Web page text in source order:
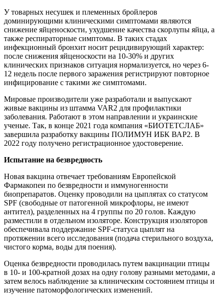
У товарных несушек и племенных бройлеров
доминирующими клиническими симптомами являются
снижение яйценоскости, ухудшение качества скорлупы яйца, а
также респираторные симптомы. В таких стадах
инфекционный бронхит носит рецидивирующий характер:
после снижения яйценоскости на 10-30% и других
клинических признаков ситуация нормализуется, но через 6-
12 недель после первого заражения регистрируют повторное
инфицирование с такими же симптомами.
Мировые производители уже разработали и выпускают
живые вакцины из штамма VAR2 для профилактики
заболевания. Работают в этом направлении и украинские
ученые. Так, в конце 2021 года компания «БИОТЕТСЛАБ»
завершила разработку вакцины ПОЛИМУН ИБК ВАР2. В
2022 году получено регистрационное удостоверение.
Испытание на безвредность
Новая вакцина отвечает требованиям Европейской
Фармакопеи по безвредности и иммуногенности
биопрепаратов. Оценку проводили на цыплятах со статусом
SPF (свободные от патогенной микрофлоры, не имеют
антител), разделенных на 4 группы по 20 голов. Каждую
разместили в отдельном изоляторе. Конструкция изоляторов
обеспечивала поддержание SPF-статуса цыплят на
протяжении всего исследования (подача стерильного воздуха,
чистого корма, воды для поения).
Оценка безвредности проводилась путем вакцинации птицы
в 10- и 100-кратной дозах на одну голову разными методами, а
затем велось наблюдение за клиническим состоянием птицы и
изучение патоморфологических изменений.